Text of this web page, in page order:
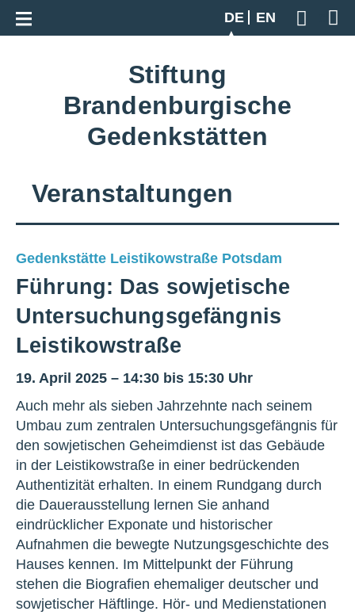
DE
EN
Geben
Zur Gesamtübersicht
Stiftung
Brandenburgische
Gedenkstätten
Veranstaltungen
Gedenkstätte Leistikowstraße Potsdam
Führung: Das sowjetische
Untersuchungsgefängnis
Leistikowstraße
19. April 2025 – 14:30 bis 15:30 Uhr
Auch mehr als sieben Jahrzehnte nach seinem
Umbau zum zentralen Untersuchungsgefängnis für
den sowjetischen Geheimdienst ist das Gebäude
in der Leistikowstraße in einer bedrückenden
Authentizität erhalten. In einem Rundgang durch
die Dauerausstellung lernen Sie anhand
eindrücklicher Exponate und historischer
Aufnahmen die bewegte Nutzungsgeschichte des
Hauses kennen. Im Mittelpunkt der Führung
stehen die Biografien ehemaliger deutscher und
sowjetischer Häftlinge. Hör- und Medienstationen